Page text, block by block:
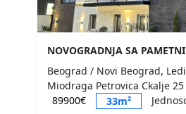
Beograd / Novi Beograd,
Miodraga Petrovica Ckalje 25
89900€
33m²